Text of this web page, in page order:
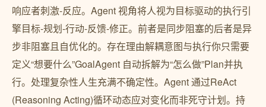
响应者刺激-反应。Agent 视角将人视为目标驱动的执行引
擎目标-规划-行动-反馈-修正。前者是同步阻塞的后者是异
步非阻塞且自优化的。存在理由解耦意图与执行你只需要
定义“想要什么”GoalAgent 自动拆解为“怎么做”Plan并执
行。处理复杂性人生充满不确定性。Agent 通过ReAct
(Reasoning Acting)循环动态应对变化而非死守计划。持